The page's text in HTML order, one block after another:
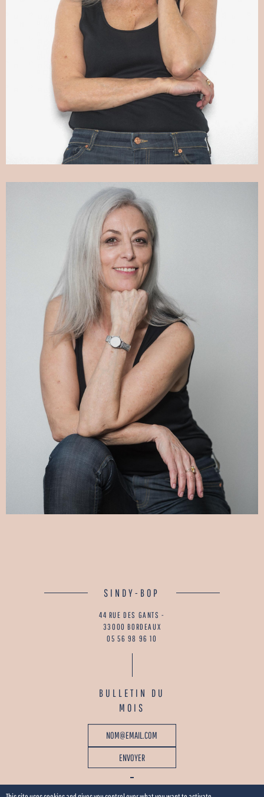
SINDY-BOP
44 RUE DES GANTS -
33000 BORDEAUX
05 56 98 96 10
BULLETIN DU
MOIS